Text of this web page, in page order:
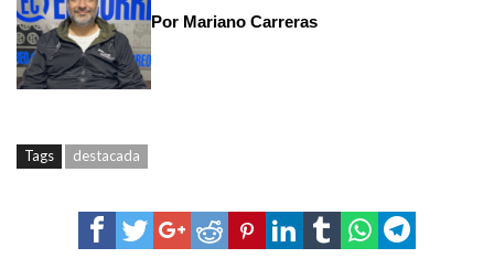
Por Mariano Carreras
Tags destacada